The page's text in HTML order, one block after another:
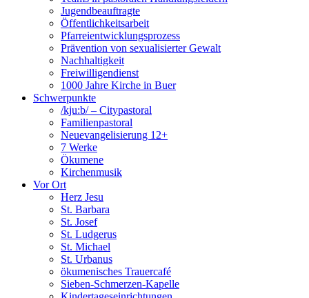
Jugendbeauftragte
Öffentlichkeitsarbeit
Pfarreientwicklungsprozess
Prävention von sexualisierter Gewalt
Nachhaltigkeit
Freiwilligendienst
1000 Jahre Kirche in Buer
Schwerpunkte
/kju:b/ – Citypastoral
Familienpastoral
Neuevangelisierung 12+
7 Werke
Ökumene
Kirchenmusik
Vor Ort
Herz Jesu
St. Barbara
St. Josef
St. Ludgerus
St. Michael
St. Urbanus
ökumenisches Trauercafé
Sieben-Schmerzen-Kapelle